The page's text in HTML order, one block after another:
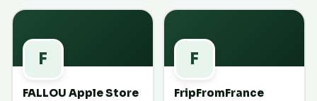
F
FALLOU Apple Store
F
FripFromFrance